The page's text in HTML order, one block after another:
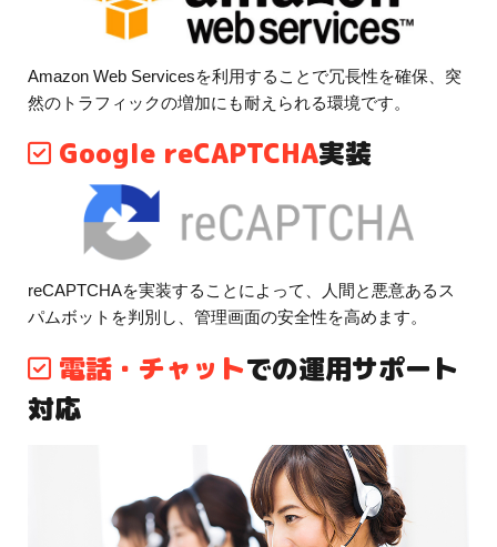
Amazon Web Servicesを利用することで冗長性を確保、突
然のトラフィックの増加にも耐えられる環境です。
Google reCAPTCHA実装
reCAPTCHAを実装することによって、人間と悪意あるス
パムボットを判別し、管理画面の安全性を高めます。
電話・チャットでの運用サポート
対応